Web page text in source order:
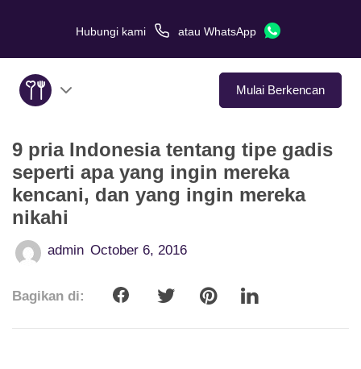
Hubungi kami atau WhatsApp
Mulai Berkencan
Tentang Kami
Layanan
9 pria Indonesia tentang tipe gadis
seperti apa yang ingin mereka
kencani, dan yang ingin mereka
nikahi
admin October 6, 2016
Bagikan di: